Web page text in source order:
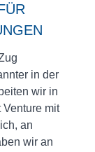
in der
wir in
mit
an
wir an